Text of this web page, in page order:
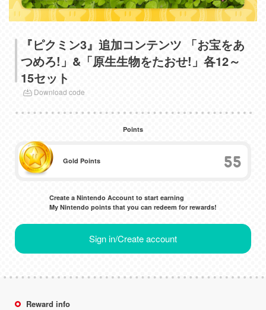
『ピクミン3』追加コンテンツ 「お宝をあ
つめろ!」&「原生生物をたおせ!」各12～
15セット
Download code
Points
Gold Points 55
Create a Nintendo Account to start earning
My Nintendo points that you can redeem for rewards!
Sign in/Create account
Reward info